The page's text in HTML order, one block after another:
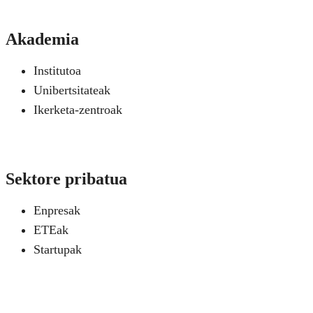
Akademia
Institutoa
Unibertsitateak
Ikerketa-zentroak
Sektore pribatua
Enpresak
ETEak
Startupak